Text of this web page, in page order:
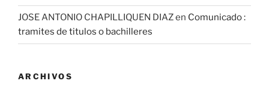
JOSE ANTONIO CHAPILLIQUEN DIAZen Comunicado :
tramites de titulos o bachilleres
ARCHIVOS